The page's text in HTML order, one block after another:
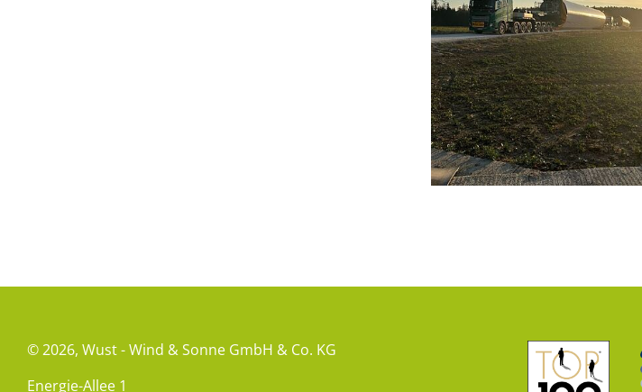
© 2026, Wust - Wind & Sonne GmbH & Co. KG
Energie-Allee 1